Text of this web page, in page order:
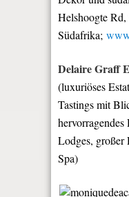
Helshoogte
Südafrika;
Delaire Graff
(luxuriöses
Tastings mit
hervorragendes
Lodges, großer
Spa)